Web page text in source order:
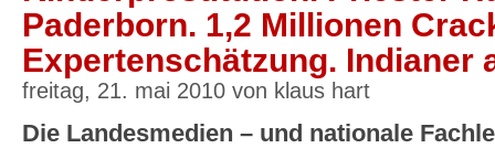
Paderborn. 1,2 Millionen
Expertenschätzung. Indianer
freitag, 21. mai 2010 von klaus hart
Die Landesmedien – und nationale